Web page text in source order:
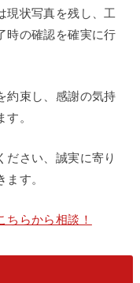
現状写真を残し、工
時の確認を確実に行
約束し、感謝の気持
。
ださい、誠実に寄り
す。
ちらから相談！